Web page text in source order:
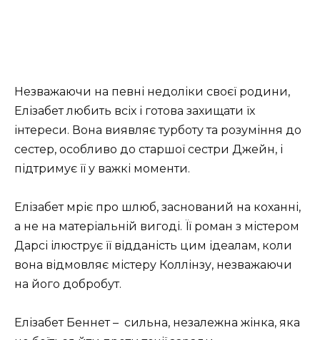
Незважаючи на певні недоліки своєї родини,
Елізабет любить всіх і готова захищати їх
інтереси. Вона виявляє турботу та розуміння до
сестер, особливо до старшої сестри Джейн, і
підтримує її у важкі моменти.
Елізабет мріє про шлюб, заснований на коханні,
а не на матеріальній вигоді. Її роман з містером
Дарсі ілюструє її відданість цим ідеалам, коли
вона відмовляє містеру Коллінзу, незважаючи
на його добробут.
Елізабет Беннет – сильна, незалежна жінка, яка